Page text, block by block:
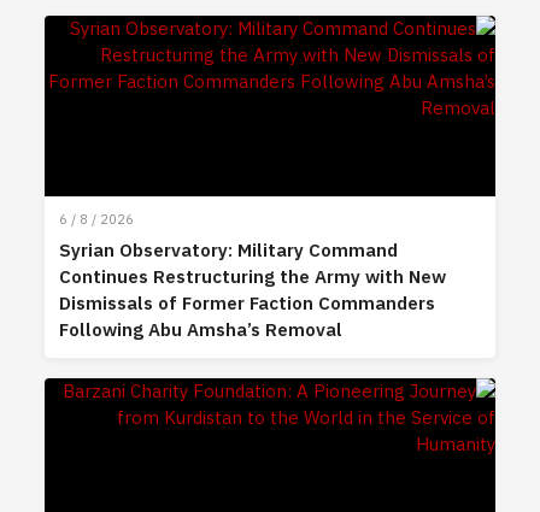
6 / 8 / 2026
Syrian Observatory: Military Command
Continues Restructuring the Army with New
Dismissals of Former Faction Commanders
Following Abu Amsha’s Removal